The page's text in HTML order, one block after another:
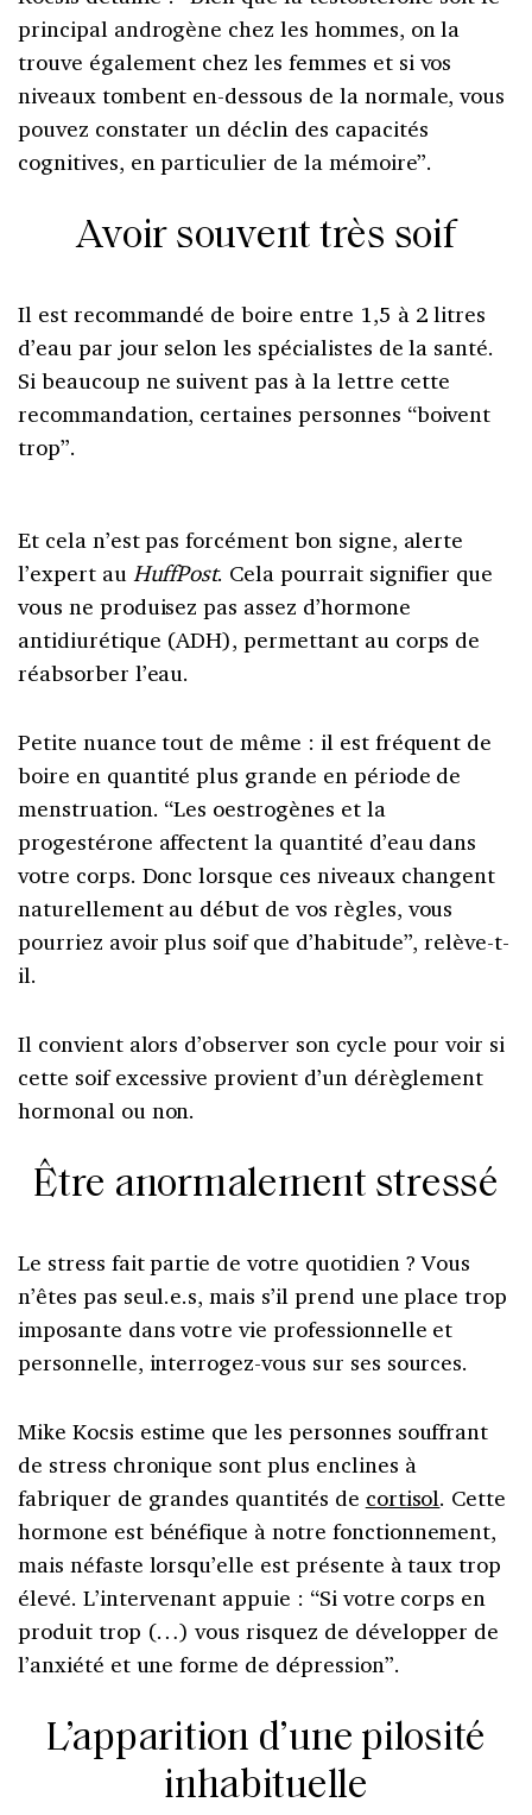
principal androgène chez les hommes, on la
trouve également chez les femmes et si vos
niveaux tombent en-dessous de la normale, vous
pouvez constater un déclin des capacités
cognitives, en particulier de la mémoire”.
Avoir souvent très soif
Il est recommandé de boire entre 1,5 à 2 litres
d’eau par jour selon les spécialistes de la santé.
Si beaucoup ne suivent pas à la lettre cette
recommandation, certaines personnes “boivent
trop”.
Et cela n’est pas forcément bon signe, alerte
l’expert au HuffPost. Cela pourrait signifier que
vous ne produisez pas assez d’hormone
antidiurétique (ADH), permettant au corps de
réabsorber l’eau.
Petite nuance tout de même : il est fréquent de
boire en quantité plus grande en période de
menstruation. “Les oestrogènes et la
progestérone affectent la quantité d’eau dans
votre corps. Donc lorsque ces niveaux changent
naturellement au début de vos règles, vous
pourriez avoir plus soif que d’habitude”, relève-t-
il.
Il convient alors d’observer son cycle pour voir si
cette soif excessive provient d’un dérèglement
hormonal ou non.
Être anormalement stressé
Le stress fait partie de votre quotidien ? Vous
n’êtes pas seul.e.s, mais s’il prend une place trop
imposante dans votre vie professionnelle et
personnelle, interrogez-vous sur ses sources.
Mike Kocsis estime que les personnes souffrant
de stress chronique sont plus enclines à
fabriquer de grandes quantités de cortisol. Cette
hormone est bénéfique à notre fonctionnement,
mais néfaste lorsqu’elle est présente à taux trop
élevé. L’intervenant appuie : “Si votre corps en
produit trop (…) vous risquez de développer de
l’anxiété et une forme de dépression”.
L’apparition d’une pilosité
inhabituelle